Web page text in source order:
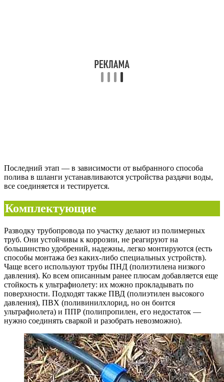
Последний этап — в зависимости от выбранного способа
полива в шланги устанавливаются устройства раздачи воды,
все соединяется и тестируется.
Комплектующие
Разводку трубопровода по участку делают из полимерных
труб. Они устойчивы к коррозии, не реагируют на
большинство удобрений, надежны, легко монтируются (есть
способы монтажа без каких-либо специальных устройств).
Чаще всего используют трубы ПНД (полиэтилена низкого
давления). Ко всем описанным ранее плюсам добавляется еще
стойкость к ультрафиолету: их можно прокладывать по
поверхности. Подходят также ПВД (полиэтилен высокого
давления), ПВХ (поливинилхлорид, но он боится
ультрафиолета) и ППР (полипропилен, его недостаток —
нужно соединять сваркой и разобрать невозможно).